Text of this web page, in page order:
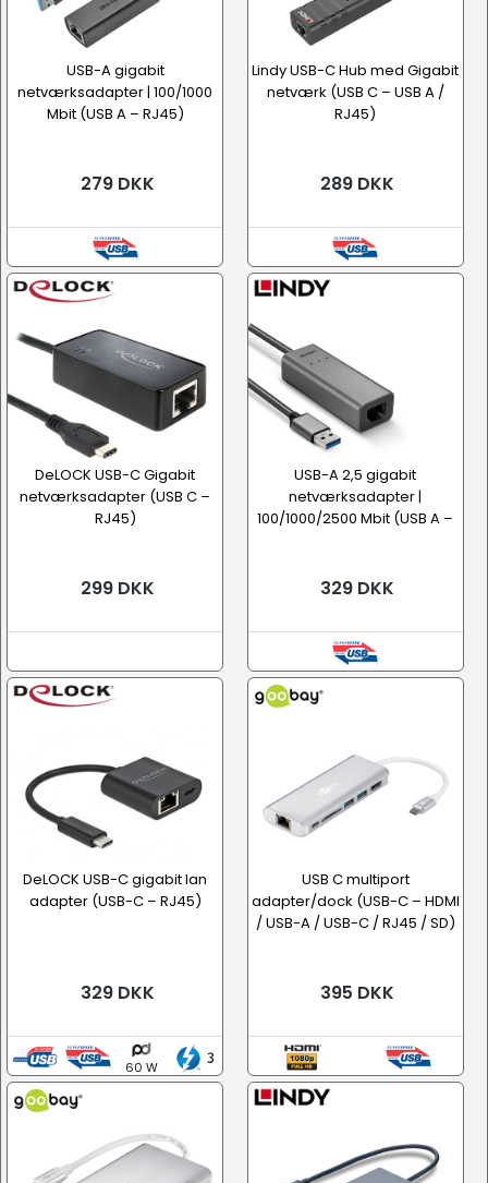
USB-A gigabit
netværksadapter | 100/1000
Mbit (USB A – RJ45)
279 DKK
Lindy USB-C Hub med Gigabit
netværk (USB C – USB A /
RJ45)
289 DKK
DeLOCK USB-C Gigabit
netværksadapter (USB C –
RJ45)
299 DKK
USB-A 2,5 gigabit
netværksadapter |
100/1000/2500 Mbit (USB A –
329 DKK
DeLOCK USB-C gigabit lan
adapter (USB-C – RJ45)
329 DKK
60 W
USB C multiport
adapter/dock (USB-C – HDMI
/ USB-A / USB-C / RJ45 / SD)
395 DKK